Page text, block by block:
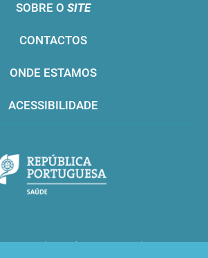
SOBRE O SITE
CONTACTOS
ONDE ESTAMOS
ACESSIBILIDADE
Todos os direitos reservados